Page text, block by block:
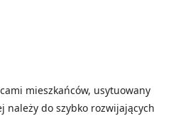
mieszkańców, usytuowany
należy do szybko rozwijających